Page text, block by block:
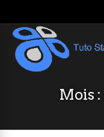
Mois :